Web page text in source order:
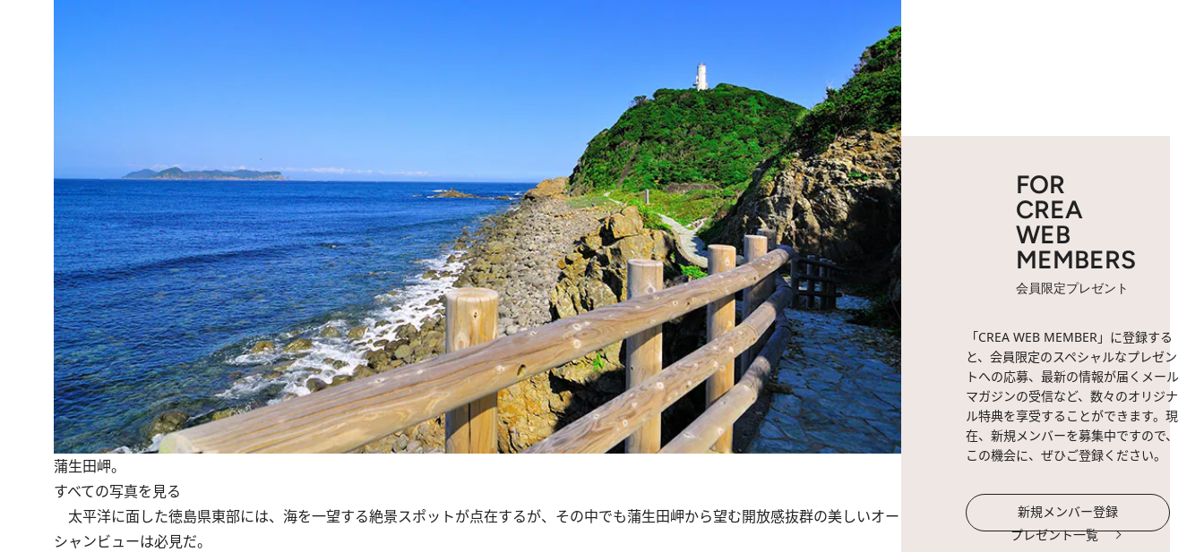
蒲生田岬。
すべての写真を見る
太平洋に面した徳島県東部には、海を一望する絶景スポットが点在するが、その中でも蒲生田岬から望む開放感抜群の美しいオー
シャンビューは必見だ。
FOR
CREA
WEB
MEMBERS
会員限定プレゼント
「CREA WEB MEMBER」に登録する
と、会員限定のスペシャルなプレゼン
トへの応募、最新の情報が届くメール
マガジンの受信など、数々のオリジナ
ル特典を享受することができます。現
在、新規メンバーを募集中ですので、
この機会に、ぜひご登録ください。
新規メンバー登録
プレゼント一覧